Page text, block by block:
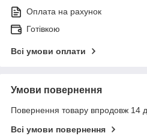
Оплата на рахунок
Готівкою
Всі умови оплати
Умови повернення
Повернення товару впродовж 14
Всі умови повернення